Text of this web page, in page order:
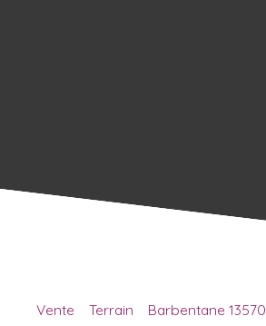
Vente Terrain Barbentane 13570